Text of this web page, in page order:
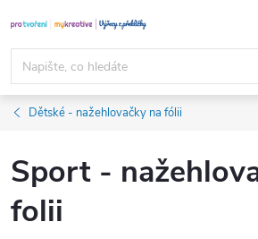
na
obsah
Dětské - nažehlovačky na fólii
Sport -
folii